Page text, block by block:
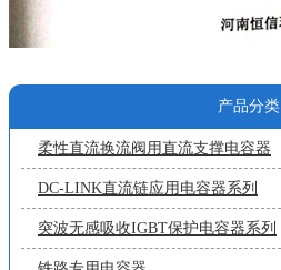
产品分类
柔性直流换流阀用直流支撑电容器
DC-LINK直流链应用电容器系列
突波无感吸收IGBT保护电容器系列